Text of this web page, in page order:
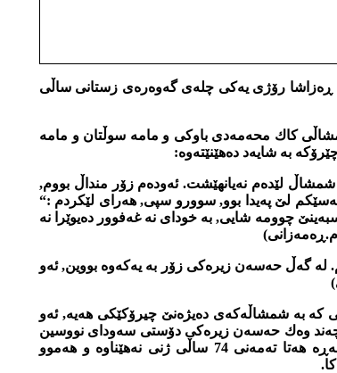
1916 هاتبێته‌ سه‌ر دنیا به‌ڵام سجیل نووسی ده‌وره‌ی ڕه‌زاشا رۆژی یه‌كی چله‌ی گه‌وه‌ره‌ی زستانی ساڵی
كاك محه‌مه‌دی باوكی و مامه‌ سوڵتان و مامه‌
به‌ شایه‌د ده‌هێنێته‌وه:
لێده‌م نه‌یانهێشت. ئه‌وده‌م زۆر منداڵ بووم,
لێ په‌یدا بوو, سوورو سپی, هه‌رای لێكردم :“
چوومه‌ شایی, به‌ خودای نه‌ غه‌فوور ده‌یوێرا نه‌
م.ڕه‌مه‌زانی)
له‌ ماوه‌ی 82 و 83ساڵی ته‌مه‌ندا, ناڕه‌حه‌تی نه‌ما نه‌یبینم. له‌ گه‌ڵ حه‌سه‌ن زیره‌كی زۆر به‌ یه‌كه‌وه بووین, ئه‌و
كه‌ به شمشاڵه‌كه‌ی ده‌یژه‌نێ چیرۆكێكی هه‌یه‌, ئه‌و
وه‌ك حه‌سه‌ن زیره‌كی دۆستی سه‌ودای نووسین
و خوێندنی نیه‌, به‌ڵام مێشك و دڵێكی گه‌وره‌ی هه‌یه‌ كه‌ خۆشه‌ویستی وڵات و سروشت وبه‌سه‌رهاته‌كانی نه‌ته‌وه‌كه‌ی تێدا جێگا بۆته‌وه‌! قاله‌ مه‌ڕه‌ هه‌تا ته‌مه‌نی 74 ساڵی ژنی نه‌هێناوه‌ و هه‌موو